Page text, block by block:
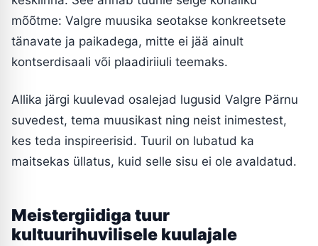
mõõtme: Valgre muusika seotakse konkreetsete
tänavate ja paikadega, mitte ei jää ainult
kontserdisaali või plaadiriiuli teemaks.
Allika järgi kuulevad osalejad lugusid Valgre Pärnu
suvedest, tema muusikast ning neist inimestest,
kes teda inspireerisid. Tuuril on lubatud ka
maitsekas üllatus, kuid selle sisu ei ole avaldatud.
Meistergiidiga tuur
kultuurihuvilisele kuulajale